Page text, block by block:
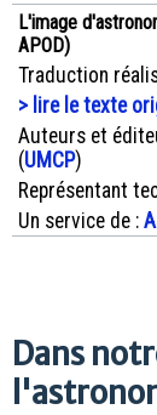
L'image
APOD)
Traduction
> lire le texte
Auteurs et
(UMCP)
Représentant
Un service de :
Dans